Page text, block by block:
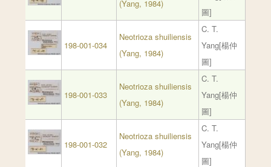
(Yang, 1984)
圖]
198-001-034
Neotrioza shuiliensis
(Yang, 1984)
C. T.
Yang[楊仲
圖]
198-001-033
Neotrioza shuiliensis
(Yang, 1984)
C. T.
Yang[楊仲
圖]
198-001-032
Neotrioza shuiliensis
(Yang, 1984)
C. T.
Yang[楊仲
圖]